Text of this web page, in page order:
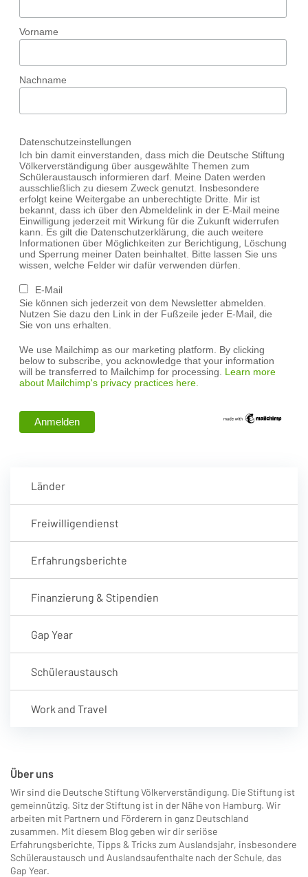
Vorname
Nachname
Datenschutzeinstellungen
Ich bin damit einverstanden, dass mich die Deutsche Stiftung
Völkerverständigung über ausgewählte Themen zum
Schüleraustausch informieren darf. Meine Daten werden
ausschließlich zu diesem Zweck genutzt. Insbesondere
erfolgt keine Weitergabe an unberechtigte Dritte. Mir ist
bekannt, dass ich über den Abmeldelink in der E-Mail meine
Einwilligung jederzeit mit Wirkung für die Zukunft widerrufen
kann. Es gilt die Datenschutzerklärung, die auch weitere
Informationen über Möglichkeiten zur Berichtigung, Löschung
und Sperrung meiner Daten beinhaltet. Bitte lassen Sie uns
wissen, welche Felder wir dafür verwenden dürfen.
E-Mail
Sie können sich jederzeit von dem Newsletter abmelden.
Nutzen Sie dazu den Link in der Fußzeile jeder E-Mail, die
Sie von uns erhalten.
We use Mailchimp as our marketing platform. By clicking
below to subscribe, you acknowledge that your information
will be transferred to Mailchimp for processing. Learn more
about Mailchimp's privacy practices here.
Länder
Freiwilligendienst
Erfahrungsberichte
Finanzierung & Stipendien
Gap Year
Schüleraustausch
Work and Travel
Über uns
Wir sind die Deutsche Stiftung Völkerverständigung. Die Stiftung ist
gemeinnützig. Sitz der Stiftung ist in der Nähe von Hamburg. Wir
arbeiten mit Partnern und Förderern in ganz Deutschland
zusammen. Mit diesem Blog geben wir dir seriöse
Erfahrungsberichte, Tipps & Tricks zum Auslandsjahr, insbesondere
Schüleraustausch und Auslandsaufenthalte nach der Schule, das
Gap Year.